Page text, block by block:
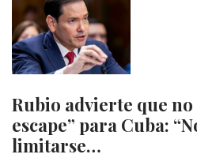
Rubio advierte que
escape” para Cuba:
limitarse…